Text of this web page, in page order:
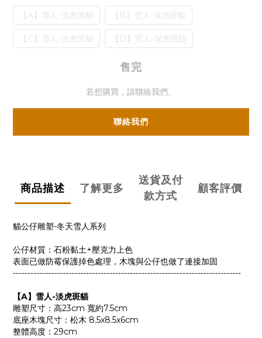
【A】雪人-淡虎斑貓 【B】雪人-深虎斑貓
【C】雪人-淡虎斑貓 【D】雪人-深虎斑貓
售完
若想購買，請聯絡我們。
聯絡我們
商品描述 了解更多
送貨及付
款方式
顧客評價
貓公仔雕塑-冬天雪人系列
公仔材質：石粉黏土+壓克力上色
表面已做防霉保護掉色處理，木塊與公仔也做了連接加固
------------------------------------------------------------------------------
【A】雪人-淡虎斑貓
雕塑尺寸：高23cm 寬約7.5cm
底座木塊尺寸：松木 8.5x8.5x6cm
整體高度：29cm